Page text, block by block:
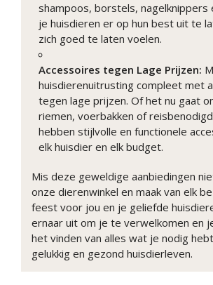
shampoos, borstels, nagelknippers
je huisdieren er op hun best uit te
zich goed te laten voelen.
Accessoires tegen Lage Prijzen:
huisdierenuitrusting compleet met
tegen lage prijzen. Of het nu gaat
riemen, voerbakken of
hebben stijlvolle en functionele
elk huisdier en elk budget.
Mis deze geweldige aanbiedingen
onze dierenwinkel en maak van elk
feest voor jou en je geliefde
ernaar uit om je te verwelkomen en
het vinden van alles wat je nodig
gelukkig en gezond huisdierleven.